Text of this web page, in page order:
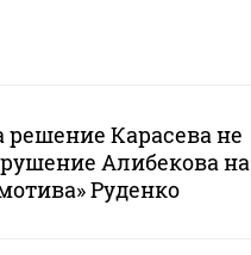
Карасева не
Алибекова на
Руденко